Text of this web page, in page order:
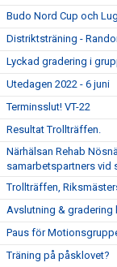
Budo Nord Cup och
Distriktsträning -
Lyckad gradering i
Utedagen 2022 - 6 juni
Terminsslut! VT-22
Resultat Trollträffen.
Närhälsan Rehab
samarbetspartners vid
Trollträffen,
Avslutning &
Paus för
Träning på påsklovet?